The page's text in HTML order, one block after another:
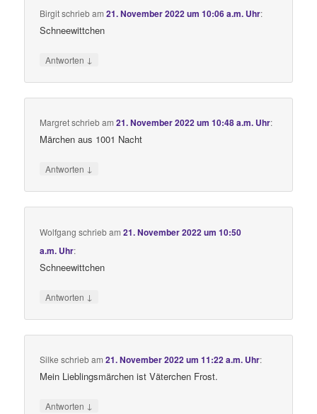
Birgitschriebam21. November 2022 um 10:06 a.m. Uhr:
Schneewittchen
Antworten ↓
Margretschriebam21. November 2022 um 10:48 a.m. Uhr:
Märchen aus 1001 Nacht
Antworten ↓
Wolfgang schriebam21. November 2022 um 10:50
a.m. Uhr:
Schneewittchen
Antworten ↓
Silke schriebam21. November 2022 um 11:22 a.m. Uhr:
Mein Lieblingsmärchen ist Väterchen Frost.
Antworten ↓